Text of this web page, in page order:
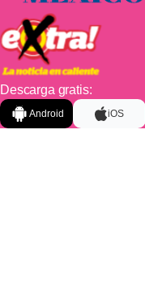
Descarga gratis:
Android iOS